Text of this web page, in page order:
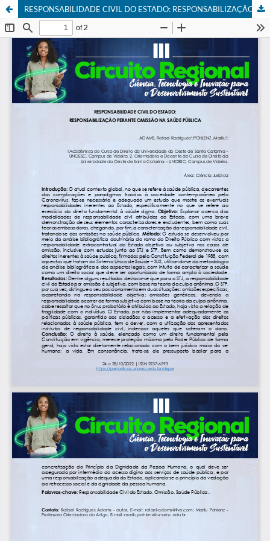
RESPONSABILIDADE CIVIL DO ESTADO: RESPONSABILIZAÇÃO PERANTE OMISSÃO NA SAÚDE PÚBLICA